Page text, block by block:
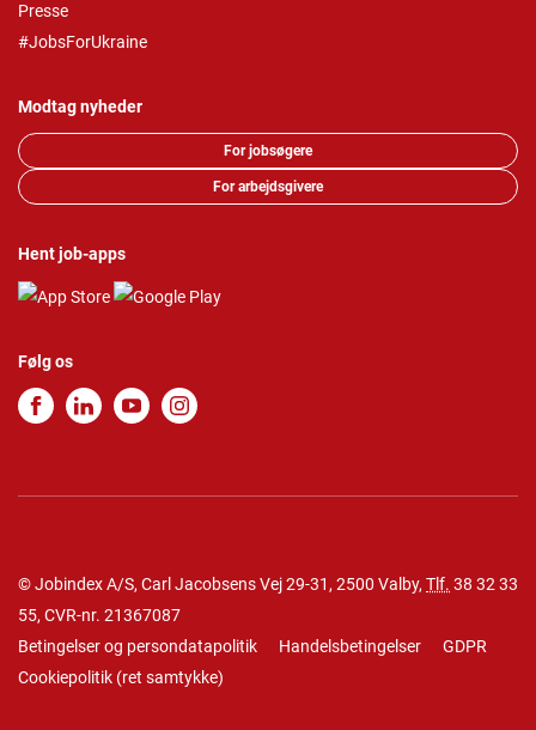
Presse
#JobsForUkraine
Modtag nyheder
For jobsøgere
For arbejdsgivere
Hent job-apps
Følg os
© Jobindex A/S, Carl Jacobsens Vej 29-31, 2500 Valby, Tlf. 38 32 33
55, CVR-nr. 21367087
Betingelser og persondatapolitik
Handelsbetingelser
GDPR
Cookiepolitik (ret samtykke)